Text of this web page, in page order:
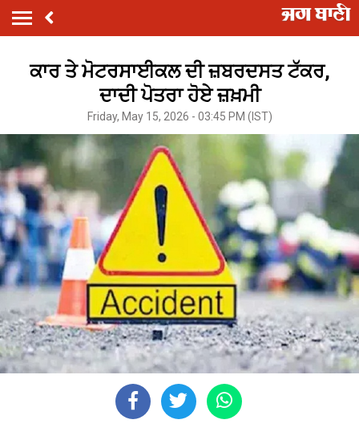
ਕਾਰ ਤੇ ਮੋਟਰਸਾਈਕਲ ਦੀ ਜ਼ਬਰਦਸਤ ਟੱਕਰ,
ਦਾਦੀ ਪੋਤਰਾ ਹੋਏ ਜ਼ਖ਼ਮੀ
Friday, May 15, 2026 - 03:45 PM (IST)